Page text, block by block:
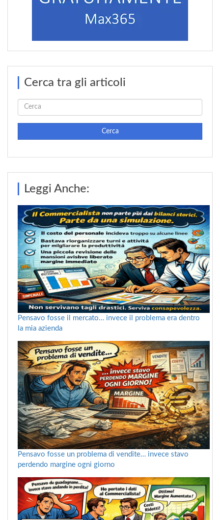
Cerca tra gli articoli
Cerca
Leggi Anche:
Pensavo fosse il mercato… invece il problema era dentro
la mia azienda
Pensavo fosse un problema di vendite… invece stavo
perdendo margine ogni giorno